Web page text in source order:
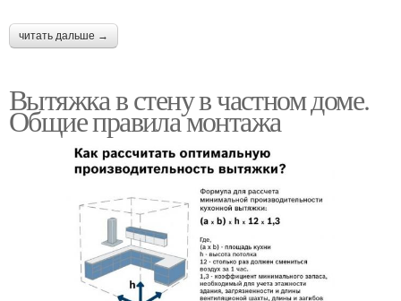
читать дальше →
Вытяжка в стену в частном доме.
Общие правила монтажа